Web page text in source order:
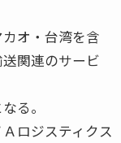
オ・台湾を含
関連のサービ
る。
ロジスティクス